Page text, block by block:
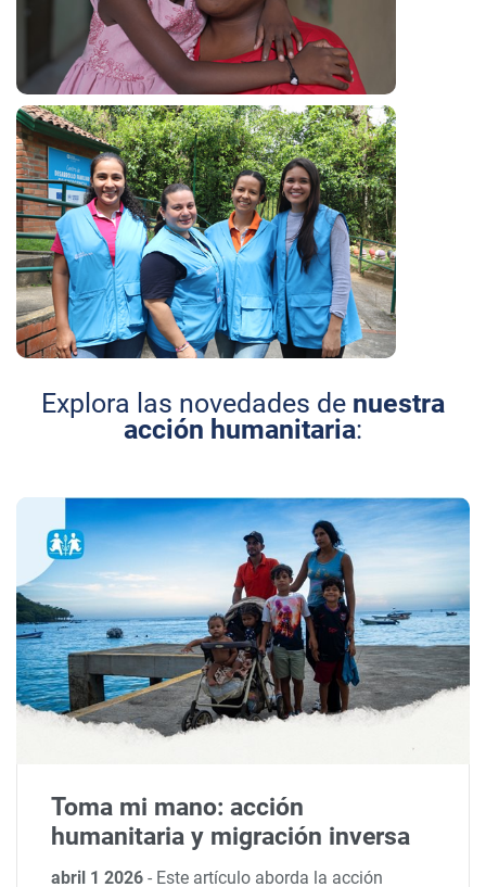
Explora las novedades de nuestra
acción humanitaria:
Toma mi mano: acción
humanitaria y migración inversa
abril 1 2026- Este artículo aborda la acción